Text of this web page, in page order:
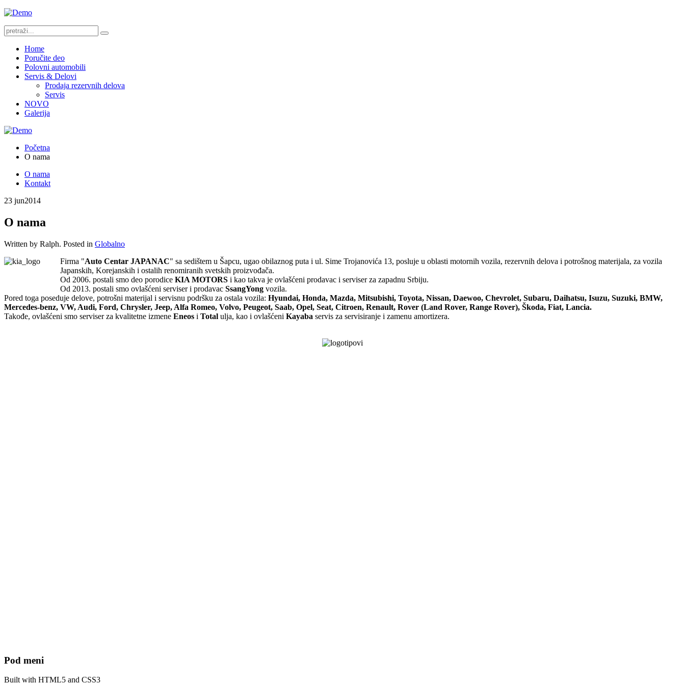
Home
Poručite deo
Polovni automobili
Servis & Delovi
Prodaja rezervnih delova
Servis
NOVO
Galerija
Početna
O nama
O nama
Kontakt
23 jun2014
O nama
Written by Ralph. Posted in Globalno
Firma "Auto Centar JAPANAC" sa sedištem u Šapcu, ugao obilaznog puta i ul. Sime Trojanovića 13, posluje u oblasti motornih vozila, rezervnih delova i potrošnog materijala, za vozila
Japanskih, Korejanskih i ostalih renomiranih svetskih proizvođača.
Od 2006. postali smo deo porodice KIA MOTORS i kao takva je ovlašćeni prodavac i serviser za zapadnu Srbiju.
Od 2013. postali smo ovlašćeni serviser i prodavac SsangYong vozila.
Pored toga poseduje delove, potrošni materijal i servisnu podršku za ostala vozila: Hyundai, Honda, Mazda, Mitsubishi, Toyota, Nissan, Daewoo, Chevrolet, Subaru, Daihatsu, Isuzu, Suzuki, BMW,
Mercedes-benz, VW, Audi, Ford, Chrysler, Jeep, Alfa Romeo, Volvo, Peugeot, Saab, Opel, Seat, Citroen, Renault, Rover (Land Rover, Range Rover), Škoda, Fiat, Lancia.
Takođe, ovlašćeni smo serviser za kvalitetne izmene Eneos i Total ulja, kao i ovlašćeni Kayaba servis za servisiranje i zamenu amortizera.
Pod meni
Built with HTML5 and CSS3